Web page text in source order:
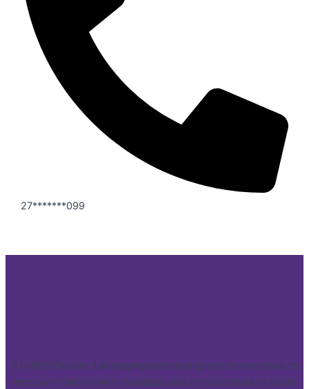
27*******099
STRADEVN.com: Leveraging extensive global connections to
empower Vietnamese manufacturers and importers to reach